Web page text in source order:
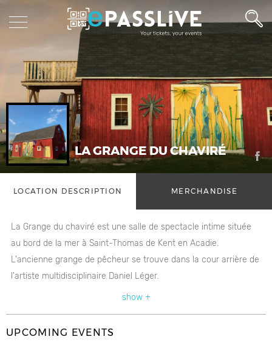
LA GRANGE DU CHAVIRÉ
LOCATION DESCRIPTION MERCHANDISE
La Grange du chaviré est une salle de spectacle intime située
au bord de la mer à Saint-Thomas de Kent en Acadie.
L'ancienne grange de pêcheur se trouve dans la cour arrière de
l'artiste multidisciplinaire Daniel Léger.
show +
UPCOMING EVENTS